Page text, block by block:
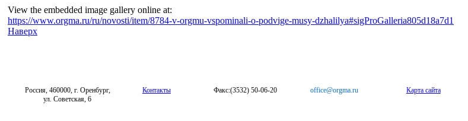
View the embedded image gallery online at:
https://www.orgma.ru/ru/novosti/item/8784-v-orgmu-vspominali-o-podvige-musy-dzhalilya#sigProGalleria805d18a7d1
Наверх
Россия, 460000, г. Оренбург,
ул. Советская, 6
Контакты Факс:(3532) 50-06-20 office@orgma.ru Карта сайта